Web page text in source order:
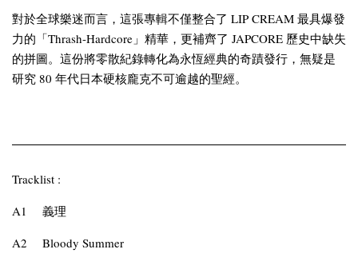
對於全球樂迷而言，這張專輯不僅整合了 LIP CREAM 最具爆發
力的「Thrash-Hardcore」精華，更補齊了 JAPCORE 歷史中缺失
的拼圖。這份將零散紀錄轉化為永恆經典的奇蹟發行，無疑是
研究 80 年代日本硬核龐克不可逾越的聖經。
Tracklist :
A1
義理
A2
Bloody Summer